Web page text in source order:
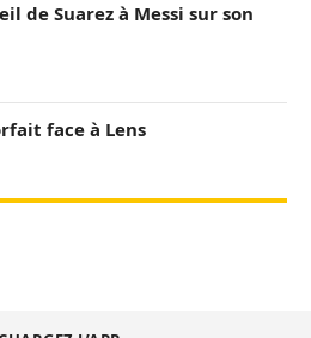
de Suarez à Messi sur son
face à Lens